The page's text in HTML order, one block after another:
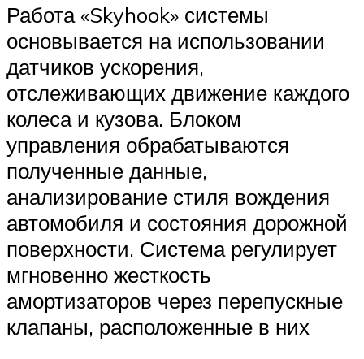
Работа «Skyhook» системы
основывается на использовании
датчиков ускорения,
отслеживающих движение каждого
колеса и кузова. Блоком
управления обрабатываются
полученные данные,
анализирование стиля вождения
автомобиля и состояния дорожной
поверхности. Система регулирует
мгновенно жесткость
амортизаторов через перепускные
клапаны, расположенные в них